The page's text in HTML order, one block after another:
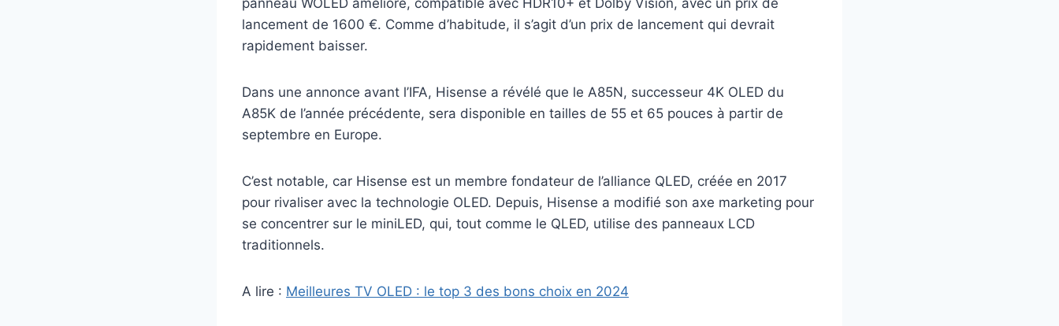
panneau WOLED amélioré, compatible avec HDR10+ et Dolby Vision, avec un prix de
lancement de 1600 €. Comme d’habitude, il s’agit d’un prix de lancement qui devrait
rapidement baisser.
Dans une annonce avant l’IFA, Hisense a révélé que le A85N, successeur 4K OLED du
A85K de l’année précédente, sera disponible en tailles de 55 et 65 pouces à partir de
septembre en Europe.
C’est notable, car Hisense est un membre fondateur de l’alliance QLED, créée en 2017
pour rivaliser avec la technologie OLED. Depuis, Hisense a modifié son axe marketing pour
se concentrer sur le miniLED, qui, tout comme le QLED, utilise des panneaux LCD
traditionnels.
A lire : Meilleures TV OLED : le top 3 des bons choix en 2024